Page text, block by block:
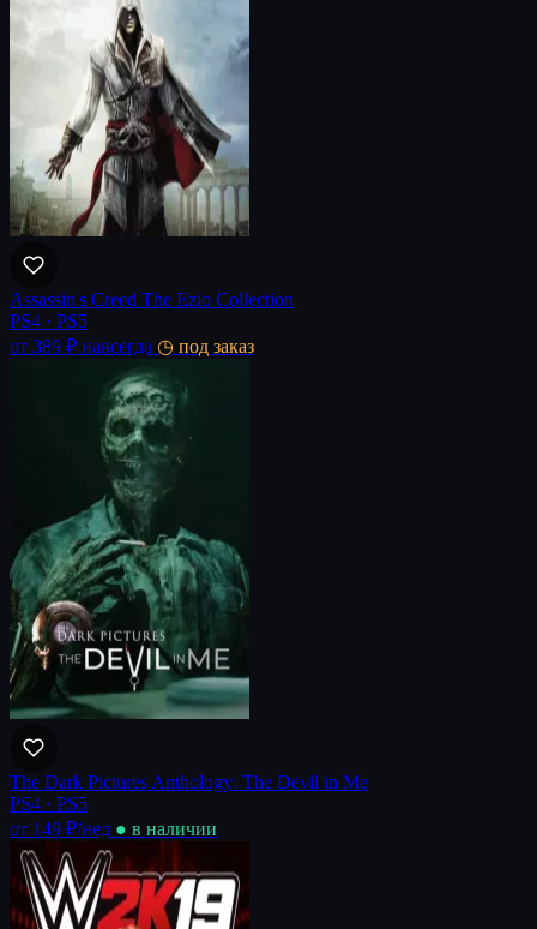
Assassin's Creed The Ezio Collection
PS4 · PS5
от 389 ₽ навсегда ◷ под заказ
The Dark Pictures Anthology: The Devil in Me
PS4 · PS5
от 149 ₽/нед ● в наличии